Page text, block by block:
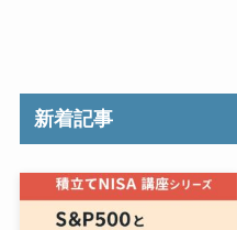
新着記事